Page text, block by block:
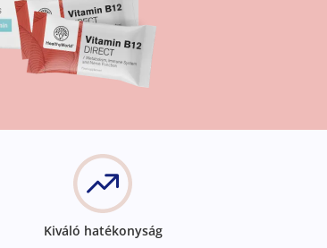
Kiváló hatékonyság